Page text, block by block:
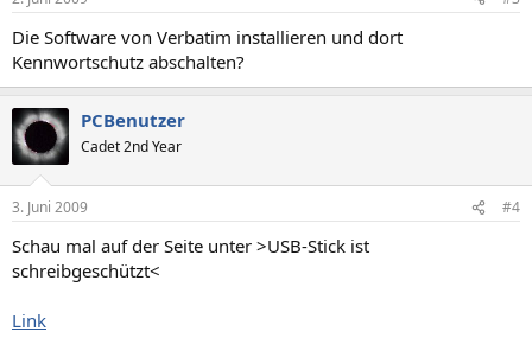
Die Software von Verbatim installieren und dort
Kennwortschutz abschalten?
PCBenutzer
Cadet 2nd Year
3. Juni 2009 #4
Schau mal auf der Seite unter >USB-Stick ist
schreibgeschützt<
Link